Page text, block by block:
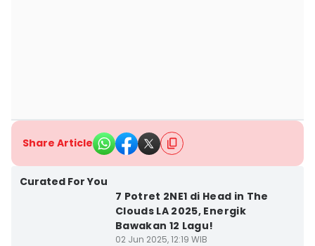
Share Article
Curated For You
7 Potret 2NE1 di Head in The
Clouds LA 2025, Energik
Bawakan 12 Lagu!
02 Jun 2025, 12:19 WIB